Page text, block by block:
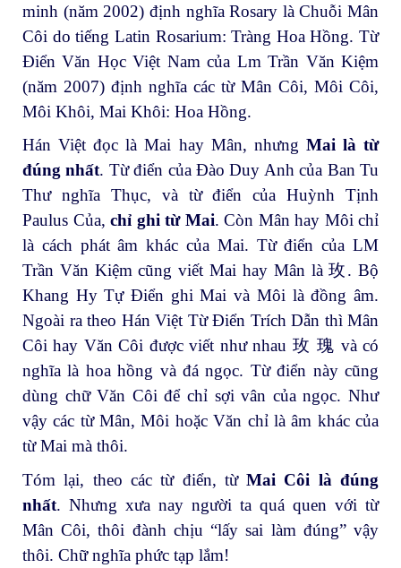
minh (năm 2002) định nghĩa Rosary là Chuỗi Mân
Côi do tiếng Latin Rosarium: Tràng Hoa Hồng. Từ
Điển Văn Học Việt Nam của Lm Trần Văn Kiệm
(năm 2007) định nghĩa các từ Mân Côi, Môi Côi,
Môi Khôi, Mai Khôi: Hoa Hồng.
Hán Việt đọc là Mai hay Mân, nhưng Mai là từ
đúng nhất. Từ điển của Đào Duy Anh của Ban Tu
Thư nghĩa Thục, và từ điển của Huỳnh Tịnh
Paulus Của, chỉ ghi từ Mai. Còn Mân hay Môi chỉ
là cách phát âm khác của Mai. Từ điển của LM
Trần Văn Kiệm cũng viết Mai hay Mân là 玫. Bộ
Khang Hy Tự Điển ghi Mai và Môi là đồng âm.
Ngoài ra theo Hán Việt Từ Điển Trích Dẫn thì Mân
Côi hay Văn Côi được viết như nhau 玫 瑰 và có
nghĩa là hoa hồng và đá ngọc. Từ điển này cũng
dùng chữ Văn Côi để chỉ sợi vân của ngọc. Như
vậy các từ Mân, Môi hoặc Văn chỉ là âm khác của
từ Mai mà thôi.
Tóm lại, theo các từ điển, từMai Côi là đúng
nhất. Nhưng xưa nay người ta quá quen với từ
Mân Côi, thôi đành chịu “lấy sai làm đúng” vậy
thôi. Chữ nghĩa phức tạp lắm!